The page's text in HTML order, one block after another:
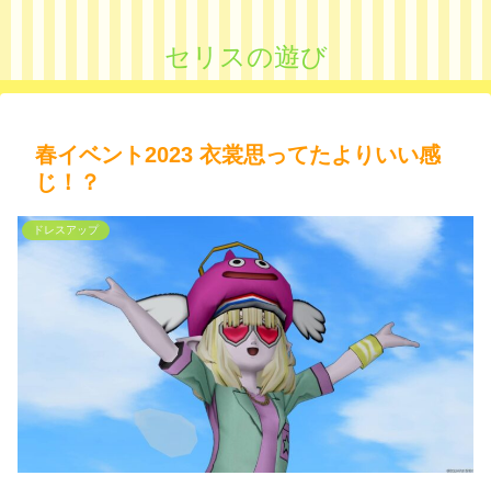
セリスの遊び
春イベント2023 衣裳思ってたよりいい感
じ！？
ドレスアップ